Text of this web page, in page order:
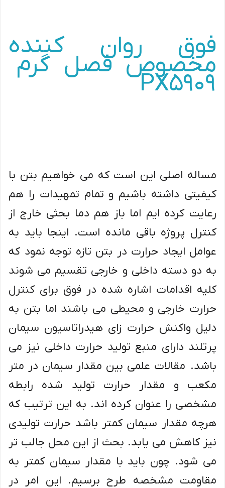
فوق روان کننده
مخصوص فصل گرم
مساله اصلی این است که می خواهیم بتن با
کیفیتی داشته باشیم و تمام تمهیدات را هم
رعایت کرده ایم اما باز هم دما بحثی خارج از
کنترل پروژه باقی مانده است. اینجا باید به
عوامل ایجاد حرارت در بتن تازه توجه نمود که
به دو دسته داخلی و خارجی تقسیم می شوند
کلیه اقدامات اشاره شده در فوق برای کنترل
حرارت خارجی و محیطی می باشند اما بتن به
دلیل واکنش حرارت زای هیدراتاسیون سیمان
پرتلند دارای منبع تولید حرارت داخلی نیز می
باشد. مقالات علمی بین مقدار سیمان در متر
مکعب و مقدار حرارت تولید شده رابطه
مشخصی را عنوان کرده اند. به این ترتیب که
هرچه مقدار سیمان کمتر باشد حرارت تولیدی
نیز کاهش می یابد. بحث از این محل جالب تر
می شود. چون باید با مقدار سیمان کمتر به
مقاومت مشخصه طرح برسیم. این امر در